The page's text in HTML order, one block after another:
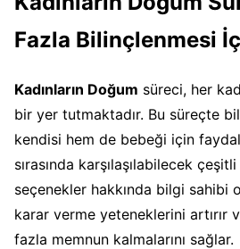
Fazla Bilinçlenmesi
Kadınların Doğum süreci, her
bir yer tutmaktadır. Bu süreçte
kendisi hem de bebeği için
sırasında karşılaşılabilecek
seçenekler hakkında bilgi sahibi
karar verme yeteneklerini artırır
fazla memnun kalmalarını sağlar.